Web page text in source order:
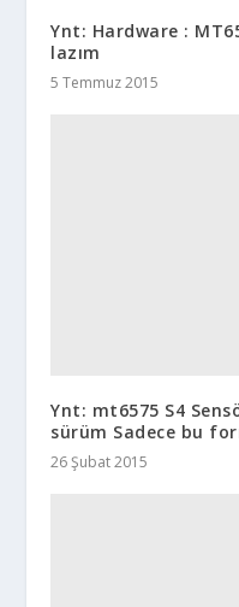
Ynt: Hardware :
lazım
5 Temmuz 2015
Ynt: mt6575 S4
sürüm Sadece bu
26 Şubat 2015